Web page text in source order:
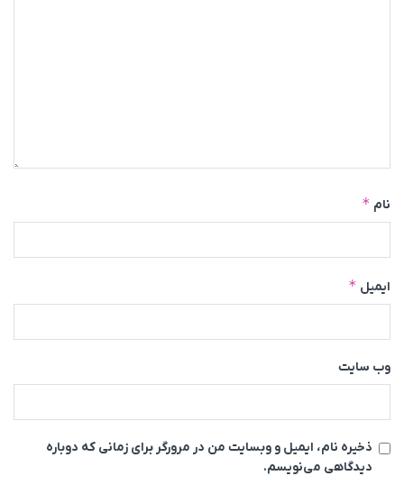
نام *
ایمیل *
وب‌ سایت
ذخیره نام، ایمیل و وبسایت من در مرورگر برای زمانی که دوباره
دیدگاهی می‌نویسم.